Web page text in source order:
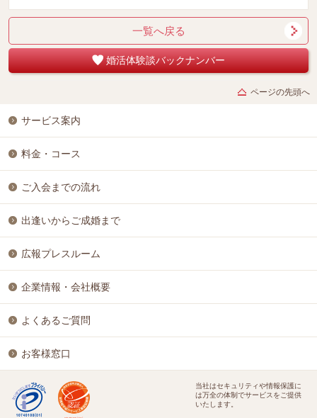
一覧へ戻る
婚活体験談バックナンバー
ページの先頭へ
サービス案内
料金・コース
ご入会までの流れ
出逢いからご成婚まで
広報プレスルーム
企業情報・会社概要
よくあるご質問
お客様窓口
当社はセキュリティや情報保護に
は万全の体制でサービスをご提供
いたします。